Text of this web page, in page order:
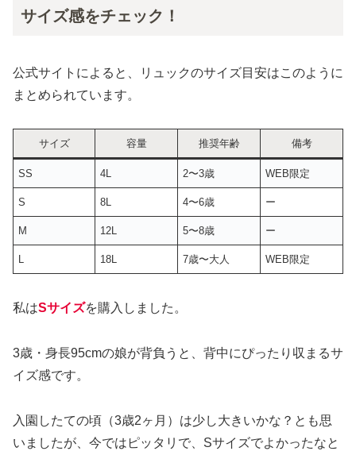
サイズ感をチェック！
公式サイトによると、リュックのサイズ目安はこのように
まとめられています。
サイズ 容量 推奨年齢 備考
SS 4L 2〜3歳 WEB限定
S 8L 4〜6歳 ー
M 12L 5〜8歳 ー
L 18L 7歳〜大人 WEB限定
私はSサイズを購入しました。
3歳・身長95cmの娘が背負うと、背中にぴったり収まるサ
イズ感です。
入園したての頃（3歳2ヶ月）は少し大きいかな？とも思
いましたが、今ではピッタリで、Sサイズでよかったなと